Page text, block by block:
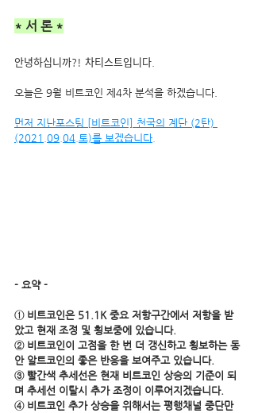
* 서 론 *
안녕하십니까?! 차티스트입니다.
오늘은 9월 비트코인 제4차 분석을 하겠습니다.
먼저 지난포스팅 [비트코인] 천국의 계단 (2탄)
(2021.09.04.토)를 보겠습니다.
- 요약 -
① 비트코인은 51.1K 중요 저항구간에서 저항을 받
았고 현재 조정 및 횡보중에 있습니다.
② 비트코인이 고점을 한 번 더 갱신하고 횡보하는 동
안 알트코인의 좋은 반응을 보여주고 있습니다.
③ 빨간색 추세선은 현재 비트코인 상승의 기준이 되
며 추세선 이탈시 추가 조정이 이루어지겠습니다.
④ 비트코인 추가 상승을 위해서는 평행채널 중단만